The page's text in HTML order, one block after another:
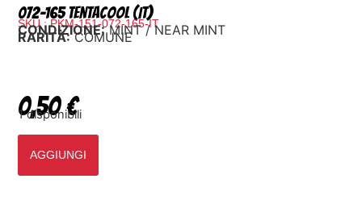
072-165 Tentacool (IT)
SKU : PKM-151-072-165-IT
CONDIZIONE:MINT / NEAR MINT
RARITÀ:COMUNE
0,50€
1 disponibili
AGGIUNGI